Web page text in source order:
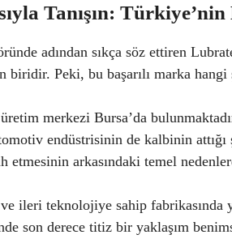
Tanışın:
adından sıkça söz ettiren
Peki, bu başarılı marka
merkezi Bursa’da
endüstrisinin de kalbinin
etmesinin arkasındaki temel
ileri teknolojiye sahip fabrikasında
son derece titiz bir yaklaşım